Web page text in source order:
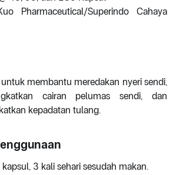
Pharmaceutical/Superindo Cahaya
membantu meredakan nyeri sendi,
cairan pelumas sendi, dan
kepadatan tulang.
3 kali sehari sesudah makan.